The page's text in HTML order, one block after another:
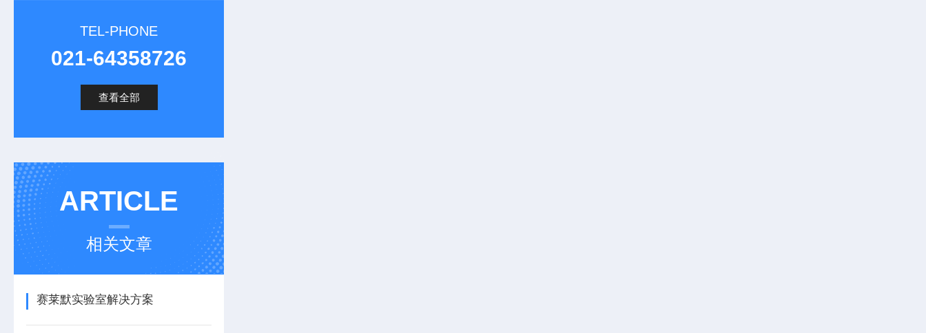
TEL-PHONE
021-64358726
查看全部
ARTICLE
相关文章
赛莱默实验室解决方案